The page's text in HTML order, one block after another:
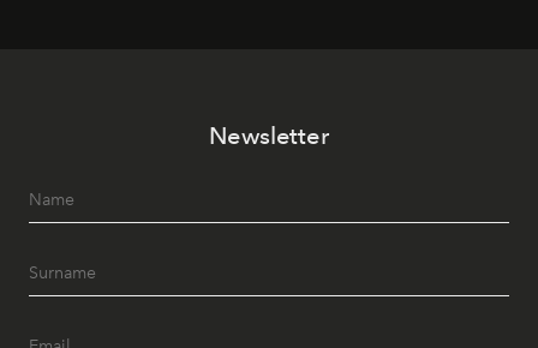
Newsletter